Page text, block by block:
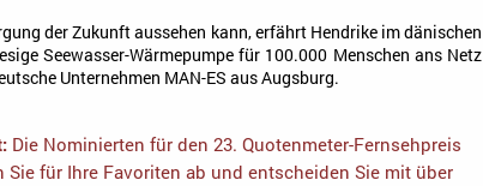
der Zukunft aussehen kann, erfährt Hendrike im dänischen
Seewasser-Wärmepumpe für 100.000 Menschen ans Netz
Unternehmen MAN-ES aus Augsburg.
Die Nominierten für den 23. Quotenmeter-Fernsehpreis
Sie für Ihre Favoriten ab und entscheiden Sie mit über